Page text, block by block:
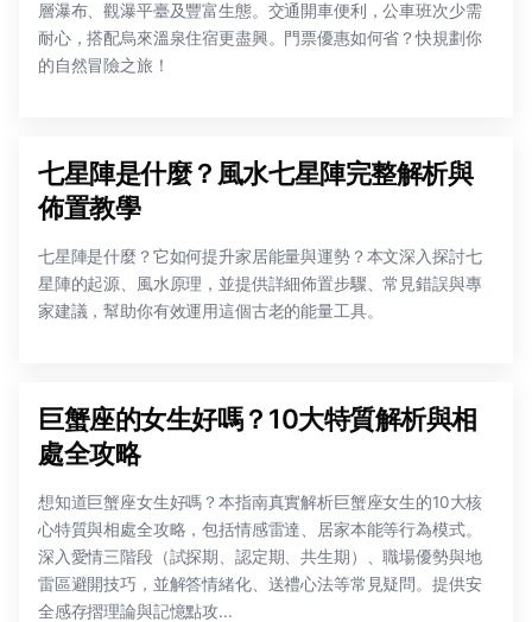
層瀑布、觀瀑平臺及豐富生態。交通開車便利，公車班次少需
耐心，搭配烏來溫泉住宿更盡興。門票優惠如何省？快規劃你
的自然冒險之旅！
七星陣是什麼？風水七星陣完整解析與
佈置教學
七星陣是什麼？它如何提升家居能量與運勢？本文深入探討七
星陣的起源、風水原理，並提供詳細佈置步驟、常見錯誤與專
家建議，幫助你有效運用這個古老的能量工具。
巨蟹座的女生好嗎？10大特質解析與相
處全攻略
想知道巨蟹座女生好嗎？本指南真實解析巨蟹座女生的10大核
心特質與相處全攻略，包括情感雷達、居家本能等行為模式。
深入愛情三階段（試探期、認定期、共生期）、職場優勢與地
雷區避開技巧，並解答情緒化、送禮心法等常見疑問。提供安
全感存摺理論與記憶點攻...